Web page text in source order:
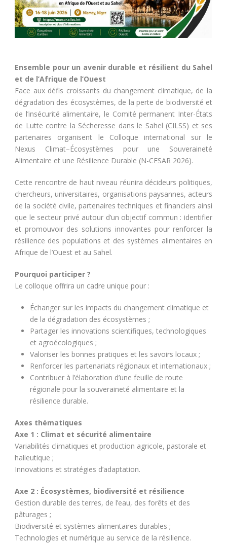
Ensemble pour un avenir durable et résilient du Sahel
et de l’Afrique de l’Ouest
Face aux défis croissants du changement climatique, de la
dégradation des écosystèmes, de la perte de biodiversité et
de l’insécurité alimentaire, le Comité permanent Inter-États
de Lutte contre la Sécheresse dans le Sahel (CILSS) et ses
partenaires organisent le Colloque international sur le
Nexus Climat–Écosystèmes pour une Souveraineté
Alimentaire et une Résilience Durable (N-CESAR 2026).
Cette rencontre de haut niveau réunira décideurs politiques,
chercheurs, universitaires, organisations paysannes, acteurs
de la société civile, partenaires techniques et financiers ainsi
que le secteur privé autour d’un objectif commun : identifier
et promouvoir des solutions innovantes pour renforcer la
résilience des populations et des systèmes alimentaires en
Afrique de l’Ouest et au Sahel.
Pourquoi participer ?
Le colloque offrira un cadre unique pour :
Échanger sur les impacts du changement climatique et
de la dégradation des écosystèmes ;
Partager les innovations scientifiques, technologiques
et agroécologiques ;
Valoriser les bonnes pratiques et les savoirs locaux ;
Renforcer les partenariats régionaux et internationaux ;
Contribuer à l’élaboration d’une feuille de route
régionale pour la souveraineté alimentaire et la
résilience durable.
Axes thématiques
Axe 1 : Climat et sécurité alimentaire
Variabilités climatiques et production agricole, pastorale et
halieutique ;
Innovations et stratégies d’adaptation.
Axe 2 : Écosystèmes, biodiversité et résilience
Gestion durable des terres, de l’eau, des forêts et des
pâturages ;
Biodiversité et systèmes alimentaires durables ;
Technologies et numérique au service de la résilience.